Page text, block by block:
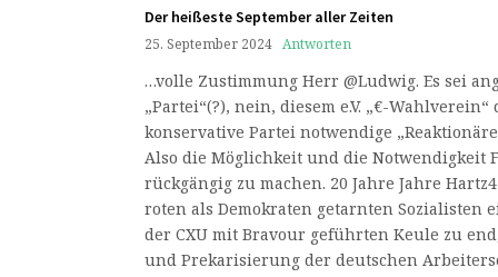
Der heißeste September aller Zeiten
25. September 2024 Antworten
…volle Zustimmung Herr @Ludwig. Es sei
„Partei“(?), nein, diesem e.V. „€-
konservative Partei notwendige
Also die Möglichkeit und die Notwendigkeit
rückgängig zu machen. 20 Jahre Jahre
roten als Demokraten getarnten Sozialisten
der CXU mit Bravour geführten Keule zu
und Prekarisierung der deutschen